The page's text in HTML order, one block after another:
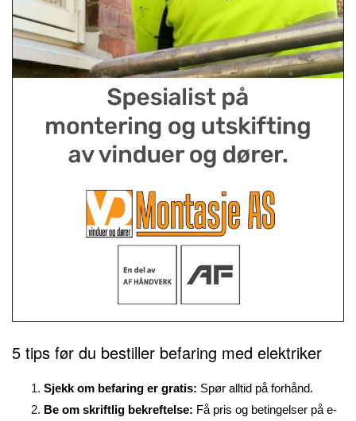
5 tips før du bestiller befaring med elektriker
Sjekk om befaring er gratis: Spør alltid på forhånd.
Be om skriftlig bekreftelse: Få pris og betingelser på e-